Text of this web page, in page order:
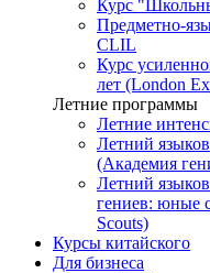
Курс
Предметно-
CLIL
Курс
лет (London
Летние программы
Летние
Летний
(Академия
Летний
гениев: юные
Scouts)
Курсы китайского
Для бизнеса